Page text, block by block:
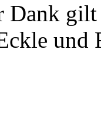
Dank
und